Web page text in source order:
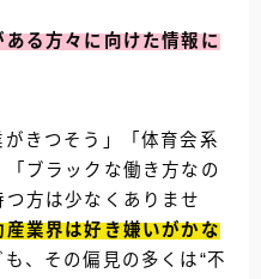
る方々に向けた情報に
きつそう」「体育会系
ブラックな働き方なの
方は少なくありませ
産業界は好き嫌いがかな
、その偏見の多くは“不